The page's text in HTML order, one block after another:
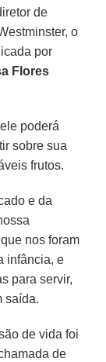
de
o
por
Flores
poderá
sobre sua
frutos.
e da
nos foram
infância, e
para servir,
saída.
de vida foi
de